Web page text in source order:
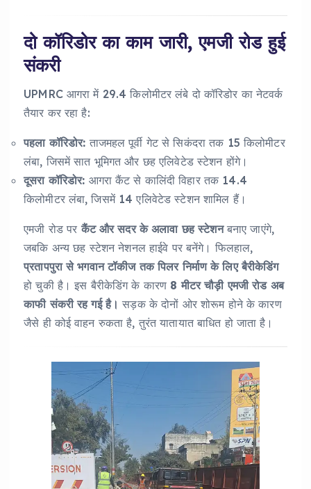
दो कॉरिडोर का काम जारी, एमजी रोड हुई
संकरी
UPMRC आगरा में 29.4 किलोमीटर लंबे दो कॉरिडोर का नेटवर्क
तैयार कर रहा है:
पहला कॉरिडोर: ताजमहल पूर्वी गेट से सिकंदरा तक 15 किलोमीटर
लंबा, जिसमें सात भूमिगत और छह एलिवेटेड स्टेशन होंगे।
दूसरा कॉरिडोर: आगरा कैंट से कालिंदी विहार तक 14.4
किलोमीटर लंबा, जिसमें 14 एलिवेटेड स्टेशन शामिल हैं।
एमजी रोड परकैंट और सदर के अलावा छह स्टेशनबनाए जाएंगे,
जबकि अन्य छह स्टेशन नेशनल हाईवे पर बनेंगे। फिलहाल,
प्रतापपुरा से भगवान टॉकीज तक पिलर निर्माण के लिए बैरीकेडिंग
हो चुकी है। इस बैरीकेडिंग के कारण 8 मीटर चौड़ी एमजी रोड अब
काफी संकरी रह गई है। सड़क के दोनों ओर शोरूम होने के कारण
जैसे ही कोई वाहन रुकता है, तुरंत यातायात बाधित हो जाता है।